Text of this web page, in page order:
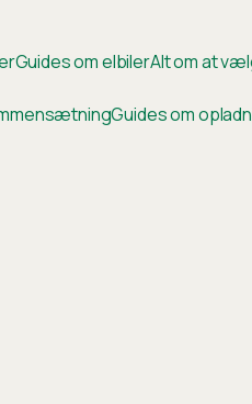
Guides om elbilerAlt om at
Guides om